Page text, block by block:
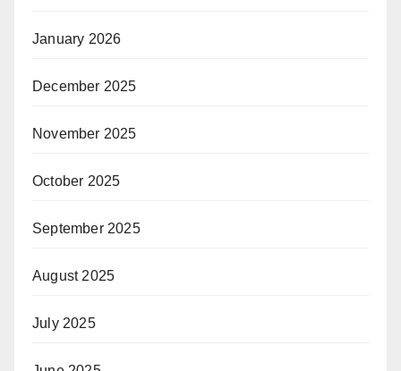
January 2026
December 2025
November 2025
October 2025
September 2025
August 2025
July 2025